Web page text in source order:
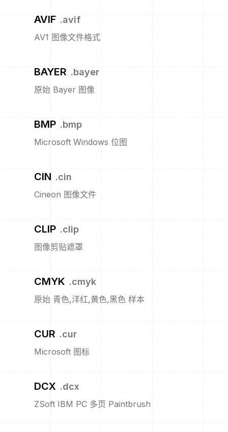
AVIF .avif
AV1 图像文件格式
BAYER .bayer
原始 Bayer 图像
BMP .bmp
Microsoft Windows 位图
CIN .cin
Cineon 图像文件
CLIP .clip
图像剪贴遮罩
CMYK .cmyk
原始 青色,洋红,黄色,黑色 样本
CUR .cur
Microsoft 图标
DCX .dcx
ZSoft IBM PC 多页 Paintbrush